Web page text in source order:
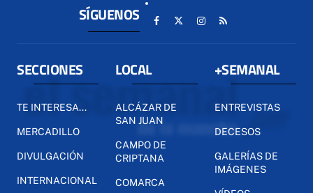
SÍGUENOS
SECCIONES
TE INTERESA...
MERCADILLO
DIVULGACIÓN
INTERNACIONAL
LOCAL
ALCÁZAR DE
SAN JUAN
CAMPO DE
CRIPTANA
COMARCA
+SEMANAL
ENTREVISTAS
DECESOS
GALERÍAS DE
IMÁGENES